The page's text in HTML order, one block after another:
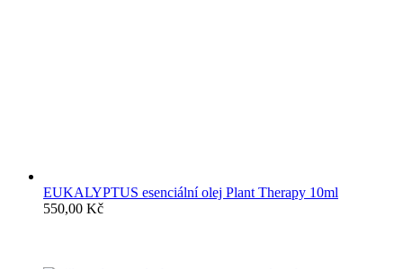
EUKALYPTUS esenciální olej Plant Therapy 10ml
550,00 Kč